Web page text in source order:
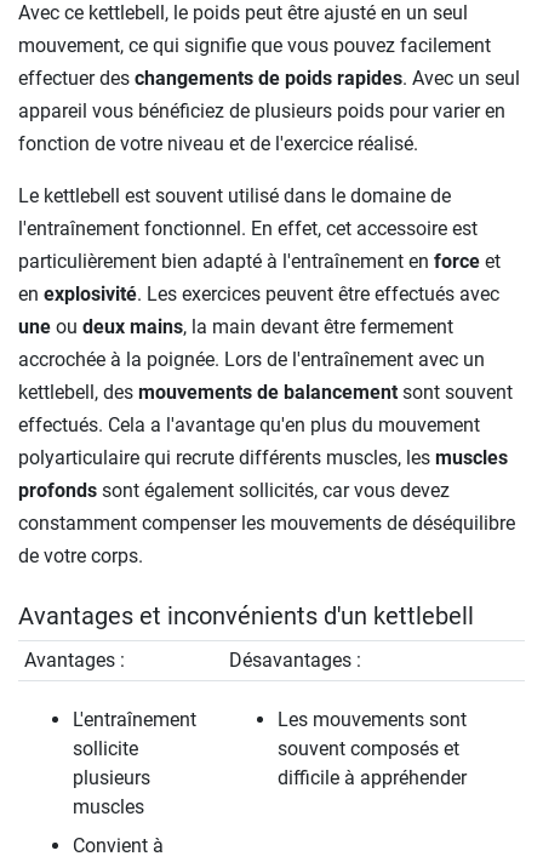
Avec ce kettlebell, le poids peut être ajusté en un seul
mouvement, ce qui signifie que vous pouvez facilement
effectuer des changements de poids rapides. Avec un seul
appareil vous bénéficiez de plusieurs poids pour varier en
fonction de votre niveau et de l'exercice réalisé.
Le kettlebell est souvent utilisé dans le domaine de
l'entraînement fonctionnel. En effet, cet accessoire est
particulièrement bien adapté à l'entraînement en force et
en explosivité. Les exercices peuvent être effectués avec
une ou deux mains, la main devant être fermement
accrochée à la poignée. Lors de l'entraînement avec un
kettlebell, des mouvements de balancement sont souvent
effectués. Cela a l'avantage qu'en plus du mouvement
polyarticulaire qui recrute différents muscles, les muscles
profonds sont également sollicités, car vous devez
constamment compenser les mouvements de déséquilibre
de votre corps.
Avantages et inconvénients d'un kettlebell
Avantages : Désavantages :
L'entraînement
sollicite
plusieurs
muscles
Convient à
Les mouvements sont
souvent composés et
difficile à appréhender